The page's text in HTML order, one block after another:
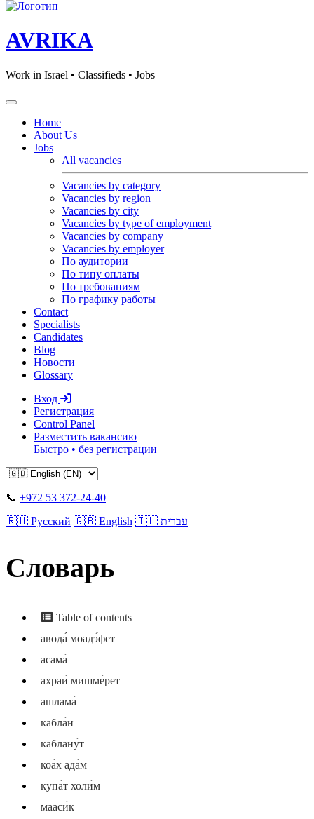
AVRIKA
Work in Israel • Classifieds • Jobs
Home
About Us
Jobs
All vacancies
Vacancies by category
Vacancies by region
Vacancies by city
Vacancies by type of employment
Vacancies by company
Vacancies by employer
По аудитории
По типу оплаты
По требованиям
По графику работы
Contact
Specialists
Candidates
Blog
Новости
Glossary
Вход
Регистрация
Control Panel
Разместить вакансию
Быстро • без регистрации
📞 +972 53 372-24-40
🇷🇺 Русский 🇬🇧 English 🇮🇱 עברית
Словарь
Table of contents
авода́ моадэ́фет
асама́
ахраи́ мишме́рет
ашлама́
кабла́н
каблану́т
коа́х ада́м
купа́т холи́м
мааси́к